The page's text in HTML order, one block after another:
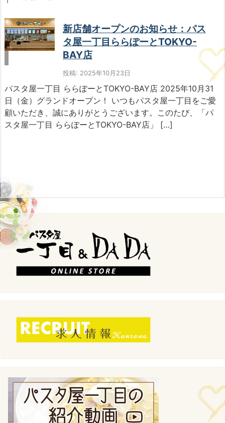
新店舗オープンのお知らせ：パス
タ屋一丁目ららぽーとTOKYO-
BAY店
投稿: 2025年10月23日
パスタ屋一丁目 ららぽーとTOKYO-BAY店 2025年10月31
日（金）グランドオープン！ いつもパスタ屋一丁目をご愛
顧いただき、誠にありがとうございます。このたび、「パ
スタ屋一丁目 ららぽーとTOKYO-BAY店」 […]